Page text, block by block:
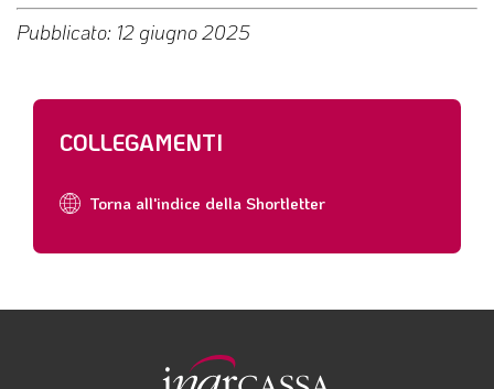
Pubblicato: 12 giugno 2025
COLLEGAMENTI
Torna all'indice della Shortletter